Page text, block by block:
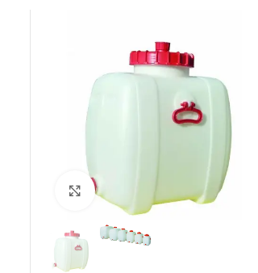
Cliquez pour agrandir